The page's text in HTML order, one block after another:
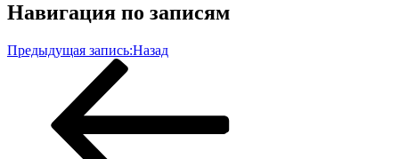
Навигация по записям
Предыдущая запись:Назад